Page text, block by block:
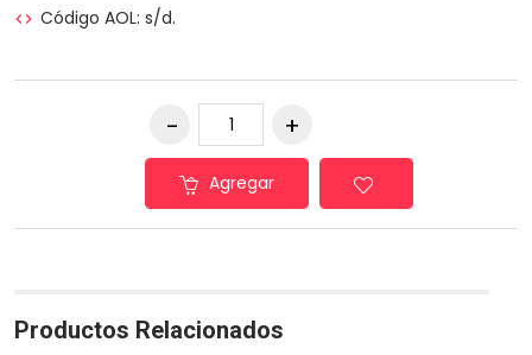
code Código AOL: s/d.
Agregar
Productos Relacionados